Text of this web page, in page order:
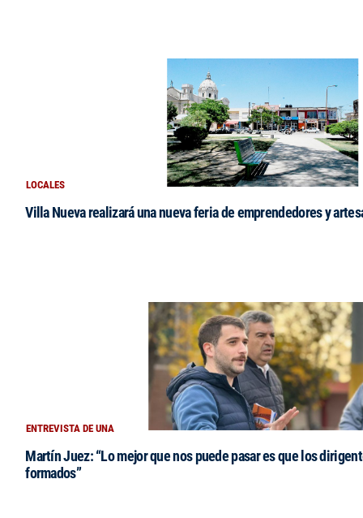
LOCALES
Villa Nueva realizará una nueva feria de emprendedores y
ENTREVISTA DE UNA
Martín Juez: “Lo mejor que nos puede pasar es que los
formados”